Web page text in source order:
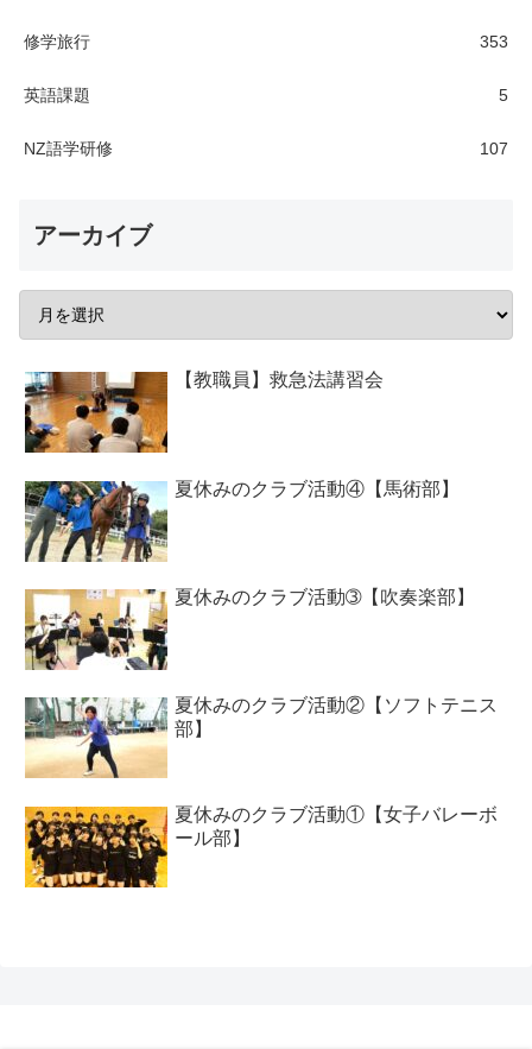
修学旅行 353
英語課題 5
NZ語学研修 107
アーカイブ
【教職員】救急法講習会
夏休みのクラブ活動④【馬術部】
夏休みのクラブ活動➂【吹奏楽部】
夏休みのクラブ活動②【ソフトテニス
部】
夏休みのクラブ活動①【女子バレーボ
ール部】